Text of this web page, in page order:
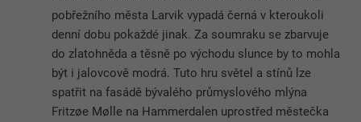
pobřežního města Larvik vypadá černá v kteroukoli
denní dobu pokaždé jinak. Za soumraku se zbarvuje
do zlatohněda a těsně po východu slunce by to mohla
být i jalovcově modrá. Tuto hru světel a stínů lze
spatřit na fasádě bývalého průmyslového mlýna
Fritzøe Mølle na Hammerdalen uprostřed městečka